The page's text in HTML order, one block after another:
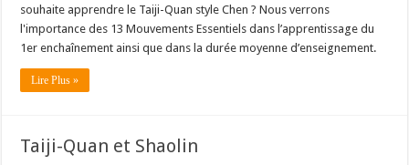
souhaite apprendre le Taiji-Quan style Chen ? Nous verrons
l'importance des 13 Mouvements Essentiels dans l’apprentissage du
1er enchaînement ainsi que dans la durée moyenne d’enseignement.
Lire Plus »
Taiji-Quan et Shaolin